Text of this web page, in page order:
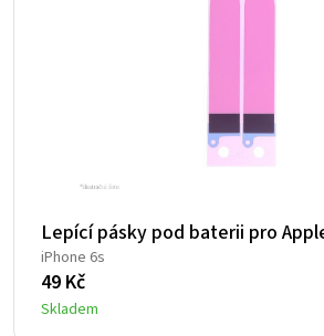
Lepící pásky pod baterii pro
iPhone 6s
49 Kč
Skladem